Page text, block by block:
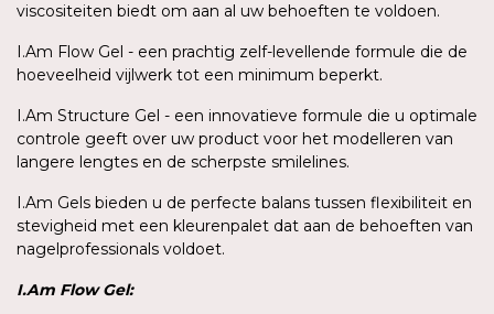
viscositeiten biedt om aan al uw behoeften te voldoen.
I.Am Flow Gel - een prachtig zelf-levellende formule die de
hoeveelheid vijlwerk tot een minimum beperkt.
I.Am Structure Gel - een innovatieve formule die u optimale
controle geeft over uw product voor het modelleren van
langere lengtes en de scherpste smilelines.
I.Am Gels bieden u de perfecte balans tussen flexibiliteit en
stevigheid met een kleurenpalet dat aan de behoeften van
nagelprofessionals voldoet.
I.Am Flow Gel: